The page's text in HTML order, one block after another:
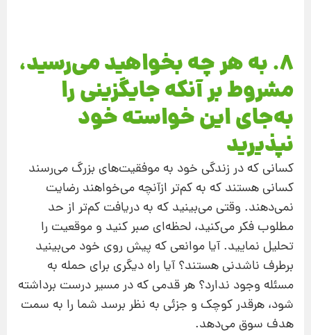
8. به هر چه بخواهید می‌رسید،
مشروط بر آنکه جایگزینی را
به‌‌جای این خواسته خود
نپذیرید
کسانی که در زندگی خود به موفقیت‌های بزرگ می‌رسند
کسانی هستند که به کم‌تر ازآنچه می‌خواهند رضایت
نمی‌دهند. وقتی می‌بینید که به دریافت کم‌تر از حد
مطلوب فکر می‌کنید، لحظه‌ای صبر کنید و موقعیت را
تحلیل نمایید. آیا موانعی که پیش‌ روی خود می‌بینید
برطرف ناشدنی هستند؟ آیا راه دیگری برای حمله به
مسئله وجود ندارد؟ هر قدمی که در مسیر درست برداشته
شود، هرقدر کوچک و جزئی به‌ نظر برسد شما را به‌ سمت
هدف سوق می‌دهد.